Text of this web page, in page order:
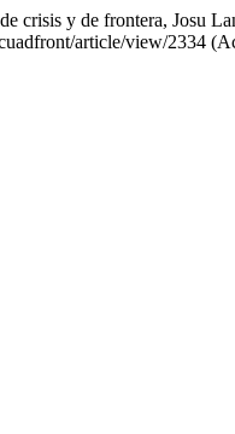
crisis y de frontera, Josu
article/view/2334